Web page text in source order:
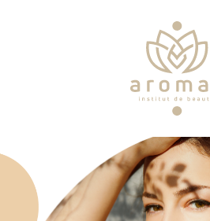
Soins
Je veux faire un bon cadeau